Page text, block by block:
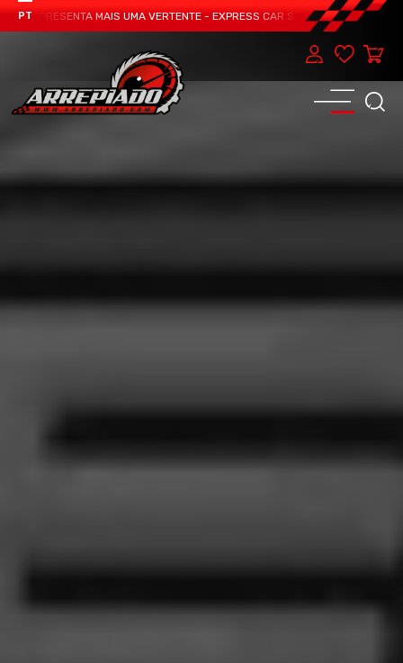
PT
APRESENTA MAIS UMA VERTENTE - EXPRESS CAR SERVICE, MANUTENÇÃO